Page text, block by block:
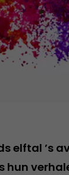
elftal ’s